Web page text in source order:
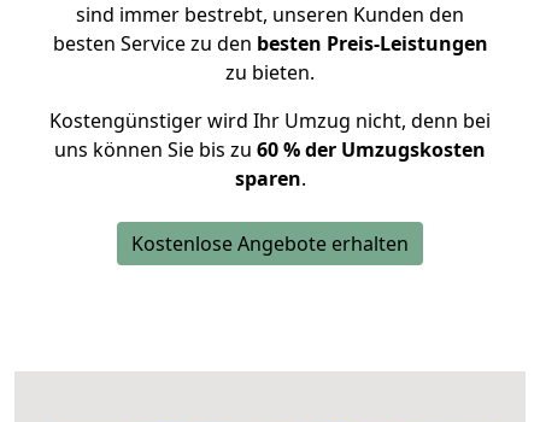
sind immer bestrebt, unseren Kunden den
besten Service zu den besten Preis-Leistungen
zu bieten.
Kostengünstiger wird Ihr Umzug nicht, denn bei
uns können Sie bis zu 60 % der Umzugskosten
sparen.
Kostenlose Angebote erhalten